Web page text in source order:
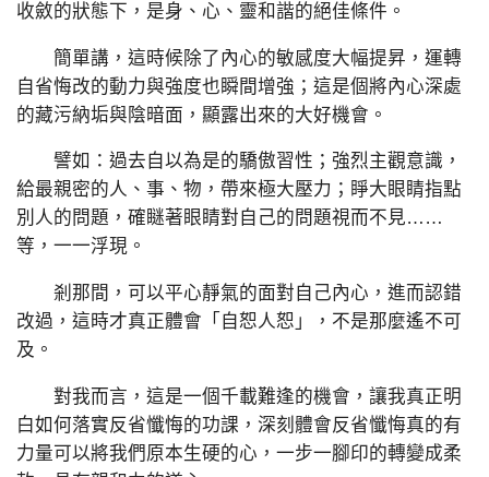
收斂的狀態下，是身、心、靈和諧的絕佳條件。
簡單講，這時候除了內心的敏感度大幅提昇，運轉
自省悔改的動力與強度也瞬間增強；這是個將內心深處
的藏污納垢與陰暗面，顯露出來的大好機會。
譬如：過去自以為是的驕傲習性；強烈主觀意識，
給最親密的人、事、物，帶來極大壓力；睜大眼睛指點
別人的問題，確瞇著眼睛對自己的問題視而不見……
等，一一浮現。
剎那間，可以平心靜氣的面對自己內心，進而認錯
改過，這時才真正體會「自恕人恕」，不是那麼遙不可
及。
對我而言，這是一個千載難逢的機會，讓我真正明
白如何落實反省懺悔的功課，深刻體會反省懺悔真的有
力量可以將我們原本生硬的心，一步一腳印的轉變成柔